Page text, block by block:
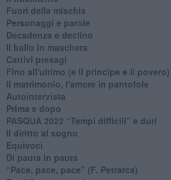
Fuori della mischia
Personaggi e parole
Decadenza e declino
Il ballo in maschera
Cattivi presagi
Fino all'ultimo (e Il principe e il povero)
Il matrimonio, l'amore in pantofole
Autointervista
Prima e dopo
​PASQUA 2022 “Tempi difficili” e duri
Il diritto al sogno
Equivoci
Di paura in paura
​“Pace, pace, pace” (F. Petrarca)